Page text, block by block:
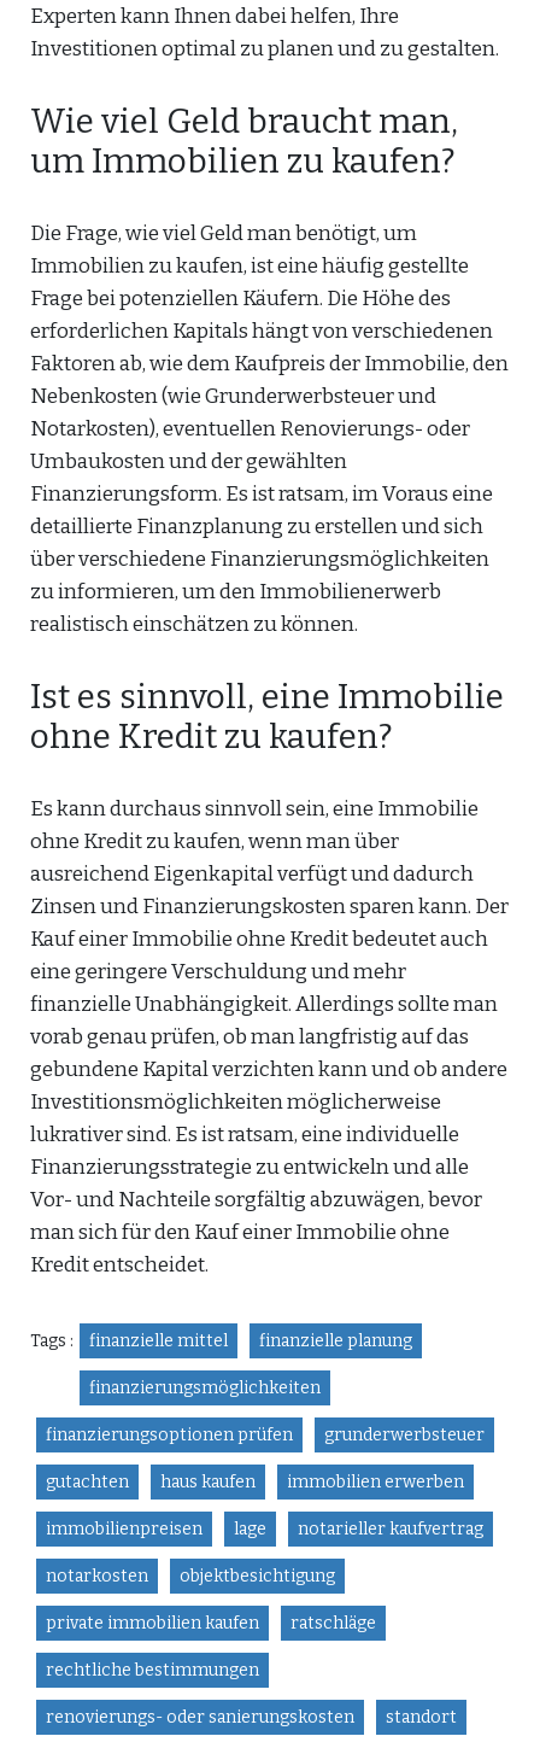
Experten kann Ihnen dabei helfen, Ihre
Investitionen optimal zu planen und zu gestalten.
Wie viel Geld braucht man,
um Immobilien zu kaufen?
Die Frage, wie viel Geld man benötigt, um
Immobilien zu kaufen, ist eine häufig gestellte
Frage bei potenziellen Käufern. Die Höhe des
erforderlichen Kapitals hängt von verschiedenen
Faktoren ab, wie dem Kaufpreis der Immobilie, den
Nebenkosten (wie Grunderwerbsteuer und
Notarkosten), eventuellen Renovierungs- oder
Umbaukosten und der gewählten
Finanzierungsform. Es ist ratsam, im Voraus eine
detaillierte Finanzplanung zu erstellen und sich
über verschiedene Finanzierungsmöglichkeiten
zu informieren, um den Immobilienerwerb
realistisch einschätzen zu können.
Ist es sinnvoll, eine Immobilie
ohne Kredit zu kaufen?
Es kann durchaus sinnvoll sein, eine Immobilie
ohne Kredit zu kaufen, wenn man über
ausreichend Eigenkapital verfügt und dadurch
Zinsen und Finanzierungskosten sparen kann. Der
Kauf einer Immobilie ohne Kredit bedeutet auch
eine geringere Verschuldung und mehr
finanzielle Unabhängigkeit. Allerdings sollte man
vorab genau prüfen, ob man langfristig auf das
gebundene Kapital verzichten kann und ob andere
Investitionsmöglichkeiten möglicherweise
lukrativer sind. Es ist ratsam, eine individuelle
Finanzierungsstrategie zu entwickeln und alle
Vor- und Nachteile sorgfältig abzuwägen, bevor
man sich für den Kauf einer Immobilie ohne
Kredit entscheidet.
Tags : finanzielle mittel finanzielle planung
finanzierungsmöglichkeiten
finanzierungsoptionen prüfen grunderwerbsteuer
gutachten haus kaufen immobilien erwerben
immobilienpreisen lage notarieller kaufvertrag
notarkosten objektbesichtigung
private immobilien kaufen ratschläge
rechtliche bestimmungen
renovierungs- oder sanierungskosten standort